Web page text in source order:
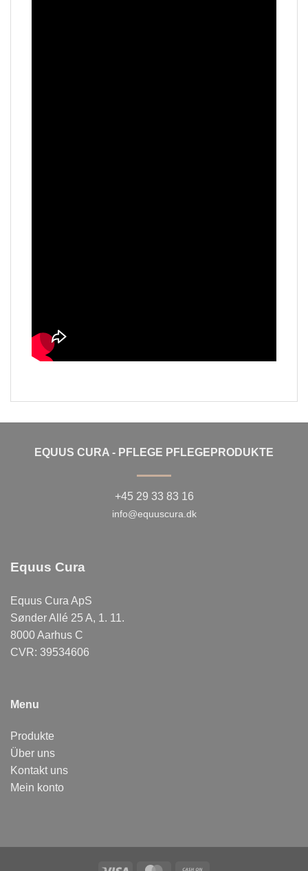
Equus Cura
Equus Cura ApS
Sønder Allé 25 A, 1. 11.
8000 Aarhus C
CVR: 39534606
Menu
Produkte
Über uns
Kontakt uns
Mein konto
EQUUS CURA - PFLEGE PFLEGEPRODUKTE
+45 29 33 83 16
info@equuscura.dk